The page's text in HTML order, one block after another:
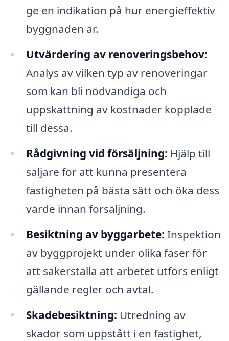
ge en indikation på hur energieffektiv
byggnaden är.
Utvärdering av renoveringsbehov:
Analys av vilken typ av renoveringar
som kan bli nödvändiga och
uppskattning av kostnader kopplade
till dessa.
Rådgivning vid försäljning: Hjälp till
säljare för att kunna presentera
fastigheten på bästa sätt och öka dess
värde innan försäljning.
Besiktning av byggarbete: Inspektion
av byggprojekt under olika faser för
att säkerställa att arbetet utförs enligt
gällande regler och avtal.
Skadebesiktning: Utredning av
skador som uppstått i en fastighet,